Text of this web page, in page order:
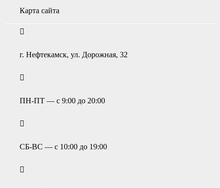
Карта сайта
г. Нефтекамск, ул. Дорожная, 32
ПН-ПТ — с 9:00 до 20:00
СБ-ВС — с 10:00 до 19:00